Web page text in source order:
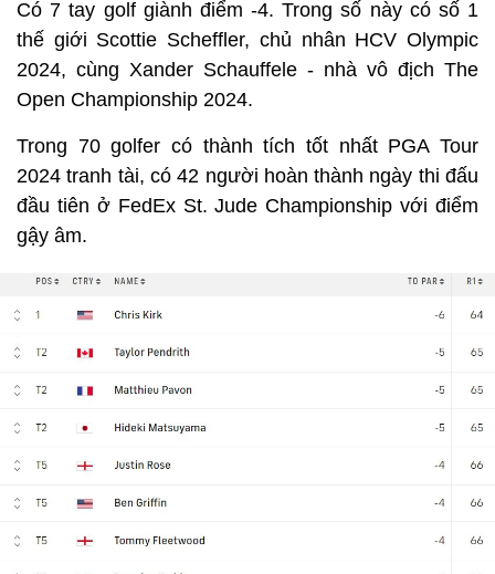
Có 7 tay golf giành điểm -4. Trong số này có số 1
thế giới Scottie Scheffler, chủ nhân HCV Olympic
2024, cùng Xander Schauffele - nhà vô địch The
Open Championship 2024.
Trong 70 golfer có thành tích tốt nhất PGA Tour
2024 tranh tài, có 42 người hoàn thành ngày thi đấu
đầu tiên ở FedEx St. Jude Championship với điểm
gậy âm.